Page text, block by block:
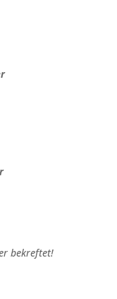
bekreftet!